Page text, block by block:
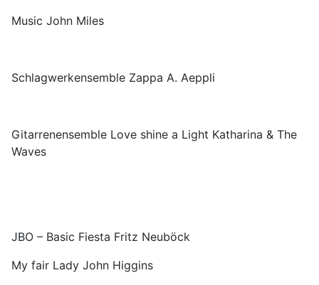
Music John Miles
Schlagwerkensemble Zappa A. Aeppli
Gitarrenensemble Love shine a Light Katharina & The
Waves
JBO – Basic Fiesta Fritz Neuböck
My fair Lady John Higgins